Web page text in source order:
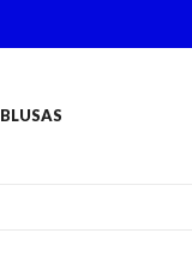
BLUSAS